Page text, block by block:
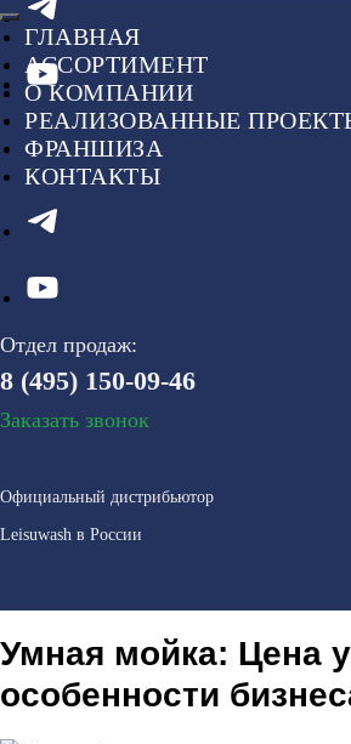
ГЛАВНАЯ
АССОРТИМЕНТ
О КОМПАНИИ
РЕАЛИЗОВАННЫЕ
ФРАНШИЗА
КОНТАКТЫ
Отдел продаж:
8 (495) 150-09-46
Заказать звонок
Официальный дистрибьютор
Leisuwash в России
Умная мойка: Цена
особенности